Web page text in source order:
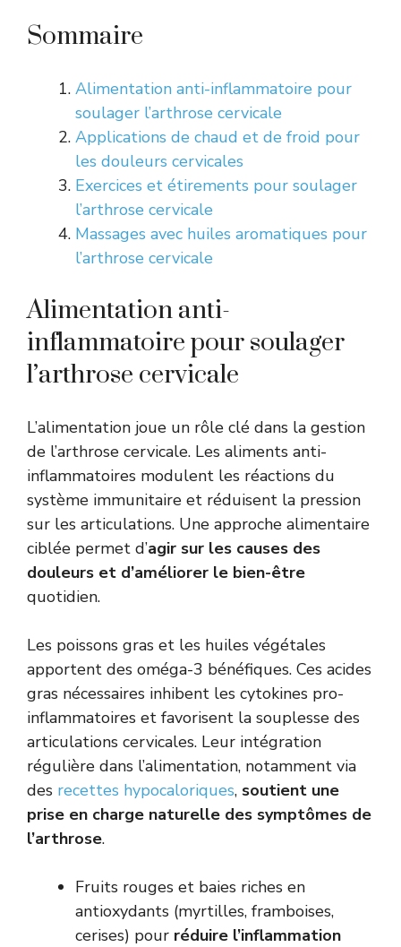
Sommaire
Alimentation anti-inflammatoire pour
soulager l’arthrose cervicale
Applications de chaud et de froid pour
les douleurs cervicales
Exercices et étirements pour soulager
l’arthrose cervicale
Massages avec huiles aromatiques pour
l’arthrose cervicale
Alimentation anti-
inflammatoire pour soulager
l’arthrose cervicale
L’alimentation joue un rôle clé dans la gestion
de l’arthrose cervicale. Les aliments anti-
inflammatoires modulent les réactions du
système immunitaire et réduisent la pression
sur les articulations. Une approche alimentaire
ciblée permet d’agir sur les causes des
douleurs et d’améliorer le bien-être
quotidien.
Les poissons gras et les huiles végétales
apportent des oméga-3 bénéfiques. Ces acides
gras nécessaires inhibent les cytokines pro-
inflammatoires et favorisent la souplesse des
articulations cervicales. Leur intégration
régulière dans l’alimentation, notamment via
des recettes hypocaloriques, soutient une
prise en charge naturelle des symptômes de
l’arthrose.
Fruits rouges et baies riches en
antioxydants (myrtilles, framboises,
cerises) pour réduire l’inflammation